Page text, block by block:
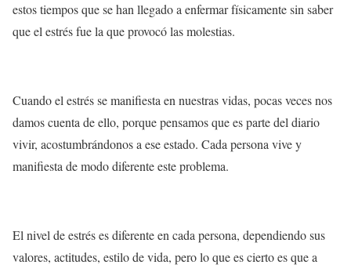
estos tiempos que se han llegado a enfermar físicamente sin saber
que el estrés fue la que provocó las molestias.
Cuando el estrés se manifiesta en nuestras vidas, pocas veces nos
damos cuenta de ello, porque pensamos que es parte del diario
vivir, acostumbrándonos a ese estado. Cada persona vive y
manifiesta de modo diferente este problema.
El nivel de estrés es diferente en cada persona, dependiendo sus
valores, actitudes, estilo de vida, pero lo que es cierto es que a